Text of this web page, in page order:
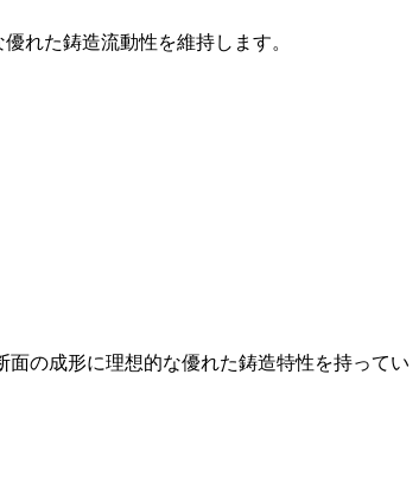
れた鋳造流動性を維持します。
面の成形に理想的な優れた鋳造特性を持ってい